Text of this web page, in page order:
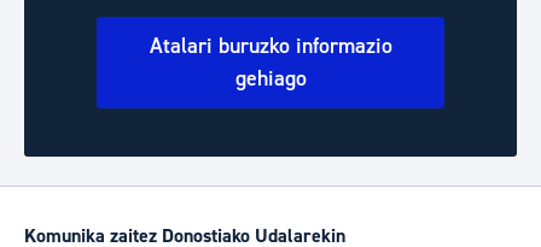
Atalari buruzko informazio
gehiago
Komunika zaitez Donostiako Udalarekin